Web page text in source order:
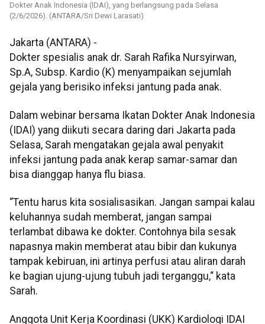
Dokter Anak Indonesia (IDAI), yang berlangsung pada Selasa
(2/6/2026). (ANTARA/Sri Dewi Larasati)
Jakarta (ANTARA) -
Dokter spesialis anak dr. Sarah Rafika Nursyirwan,
Sp.A, Subsp. Kardio (K) menyampaikan sejumlah
gejala yang berisiko infeksi jantung pada anak.
Dalam webinar bersama Ikatan Dokter Anak Indonesia
(IDAI) yang diikuti secara daring dari Jakarta pada
Selasa, Sarah mengatakan gejala awal penyakit
infeksi jantung pada anak kerap samar-samar dan
bisa dianggap hanya flu biasa.
“Tentu harus kita sosialisasikan. Jangan sampai kalau
keluhannya sudah memberat, jangan sampai
terlambat dibawa ke dokter. Contohnya bila sesak
napasnya makin memberat atau bibir dan kukunya
tampak kebiruan, ini artinya perfusi atau aliran darah
ke bagian ujung-ujung tubuh jadi terganggu,“ kata
Sarah.
Anggota Unit Kerja Koordinasi (UKK) Kardiologi IDAI